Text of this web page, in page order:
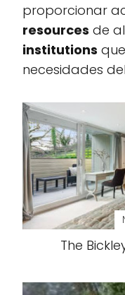
proporcionar
resources de
institutions
necesidades
The